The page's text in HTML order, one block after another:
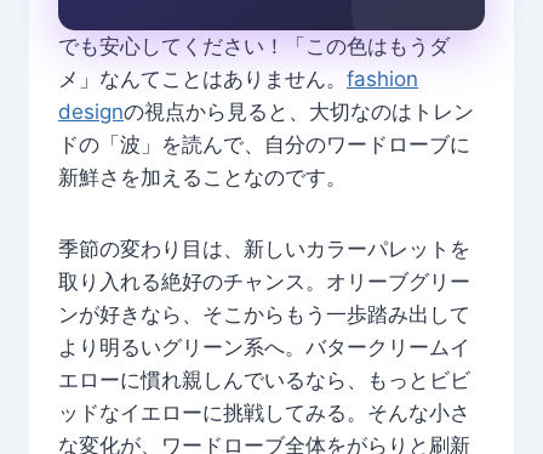
でも安心してください！「この色はもうダ
メ」なんてことはありません。 fashion
designの視点から見ると、大切なのはトレン
ドの「波」を読んで、自分のワードローブに
新鮮さを加えることなのです。
季節の変わり目は、新しいカラーパレットを
取り入れる絶好のチャンス。オリーブグリー
ンが好きなら、そこからもう一歩踏み出して
より明るいグリーン系へ。バタークリームイ
エローに慣れ親しんでいるなら、もっとビビ
ッドなイエローに挑戦してみる。そんな小さ
な変化が、ワードローブ全体をがらりと刷新